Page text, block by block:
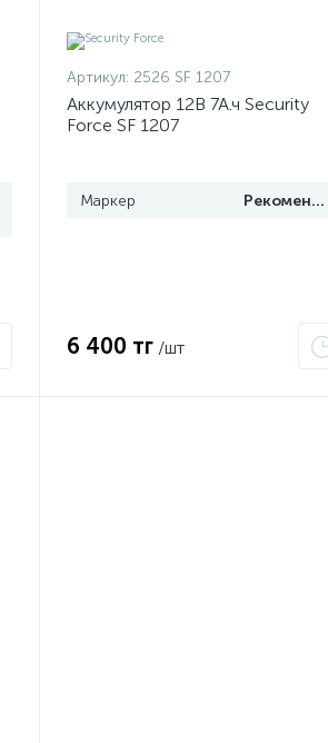
Артикул: 2526 SF 1207
Аккумулятор 12В 7А.ч Security
Force SF 1207
Маркер Рекомендуем
6 400 тг /шт